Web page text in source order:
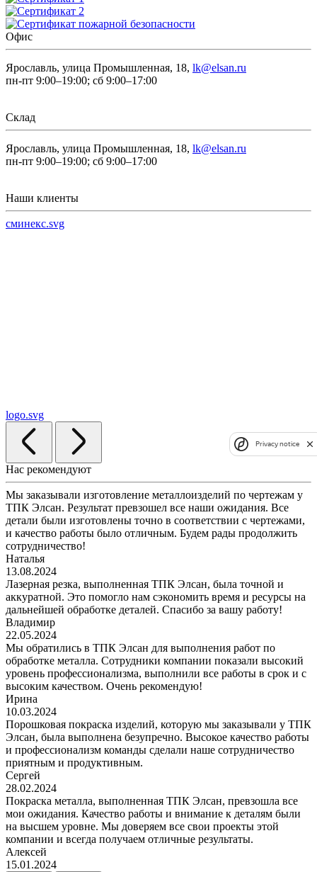
Офис
Ярославль, улица Промышленная, 18, lk@elsan.ru
пн-пт 9:00–19:00; сб 9:00–17:00
Склад
Ярославль, улица Промышленная, 18, lk@elsan.ru
пн-пт 9:00–19:00; сб 9:00–17:00
Наши клиенты
сминекс.svg
logo.svg
Нас рекомендуют
Мы заказывали изготовление металлоизделий по чертежам у
ТПК Элсан. Результат превзошел все наши ожидания. Все
детали были изготовлены точно в соответствии с чертежами,
и качество работы было отличным. Будем рады продолжить
сотрудничество!
Наталья
13.08.2024
Лазерная резка, выполненная ТПК Элсан, была точной и
аккуратной. Это помогло нам сэкономить время и ресурсы на
дальнейшей обработке деталей. Спасибо за вашу работу!
Владимир
22.05.2024
Мы обратились в ТПК Элсан для выполнения работ по
обработке металла. Сотрудники компании показали высокий
уровень профессионализма, выполнили все работы в срок и с
высоким качеством. Очень рекомендую!
Ирина
10.03.2024
Порошковая покраска изделий, которую мы заказывали у ТПК
Элсан, была выполнена безупречно. Высокое качество работы
и профессионализм команды сделали наше сотрудничество
приятным и продуктивным.
Сергей
28.02.2024
Покраска металла, выполненная ТПК Элсан, превзошла все
мои ожидания. Качество работы и внимание к деталям были
на высшем уровне. Мы доверяем все свои проекты этой
компании и всегда получаем отличные результаты.
Алексей
15.01.2024
Privacy notice